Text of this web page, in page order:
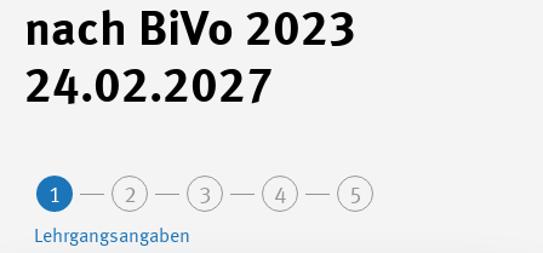
nach BiVo 2023
24.02.2027
1 2 3 4 5
Lehrgangs­angaben